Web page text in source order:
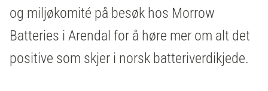
og miljøkomité på besøk hos Morrow
Batteries i Arendal for å høre mer om alt det
positive som skjer i norsk batteriverdikjede.